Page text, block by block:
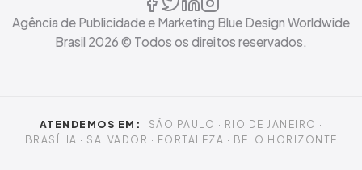
Agência de Publicidade e Marketing Blue Design Worldwide
Brasil 2026 © Todos os direitos reservados.
ATENDEMOS EM:
SÃO PAULO · RIO DE JANEIRO ·
BRASÍLIA · SALVADOR · FORTALEZA · BELO HORIZONTE